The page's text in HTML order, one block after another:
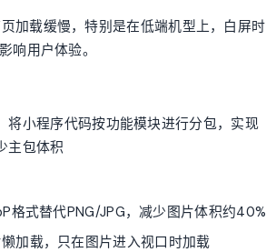
加载缓慢，特别是在低端机型上，白屏时
响用户体验。
将小程序代码按功能模块进行分包，实现
主包体积
格式替代PNG/JPG，减少图片体积约40%
加载，只在图片进入视口时加载